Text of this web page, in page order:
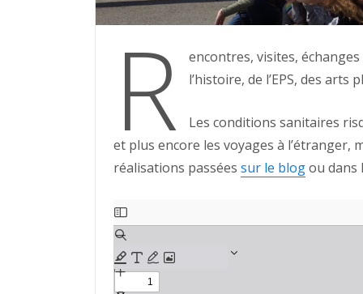
R
encontres, visites,
l’histoire, de l’EPS, des
Les conditions sanitaires
et plus encore les voyages à l’étranger,
réalisations passées sur le blogou dans
Aller
au
contenu
PDF